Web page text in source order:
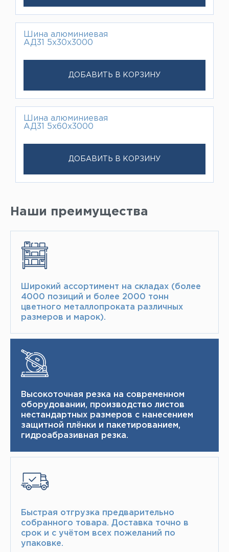
Шина алюминиевая
АД31 5х30х3000
ДОБАВИТЬ В КОРЗИНУ
Шина алюминиевая
АД31 5х60х3000
ДОБАВИТЬ В КОРЗИНУ
Наши преимущества
Широкий ассортимент на складах (более
4000 позиций и более 2000 тонн​
цветного металлопроката различных
размеров и марок).
Высокоточная резка на современном
оборудовании, производство листов
нестандартных размеров с нанесением
защитной плёнки и пакетированием,
гидроабразивная резка.
Быстрая отгрузка предварительно
собранного товара.​ Доставка точно в
срок и с учётом всех пожеланий по
упаковке.​